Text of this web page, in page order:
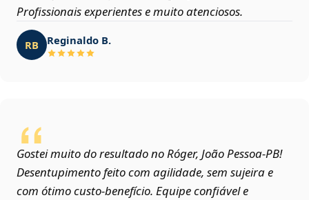
Profissionais experientes e muito atenciosos.
RB Reginaldo B.
Gostei muito do resultado no Róger, João Pessoa‑PB!
Desentupimento feito com agilidade, sem sujeira e
com ótimo custo-benefício. Equipe confiável e